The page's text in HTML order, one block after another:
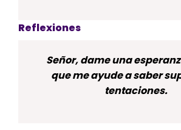
Reflexiones
Señor, dame una
que me ayude a saber
tentaciones.